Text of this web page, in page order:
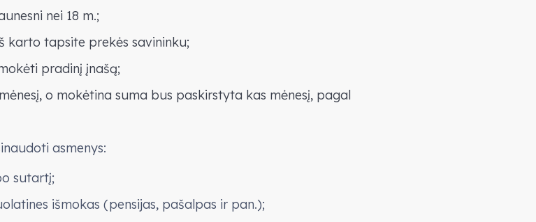
nei 18 m.;
karto tapsite prekės savininku;
pradinį įnašą;
o mokėtina suma bus paskirstyta kas mėnesį, pagal
asmenys:
sutartį;
išmokas (pensijas, pašalpas ir pan.);